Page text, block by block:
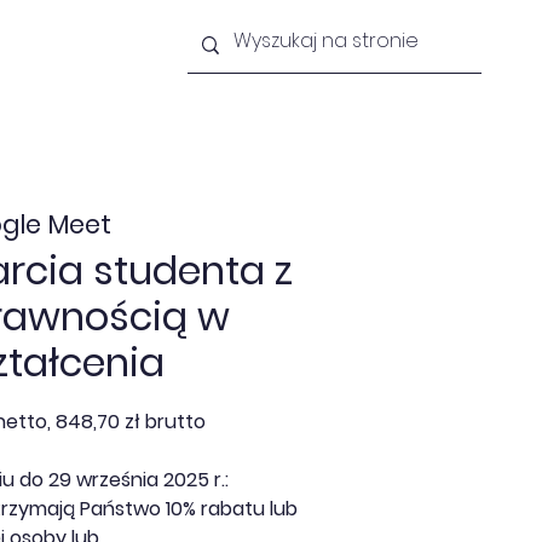
Meet
studenta z
w
848,70 zł brutto
do 29 września 2025 r.:
Państwo 10% rabatu lub